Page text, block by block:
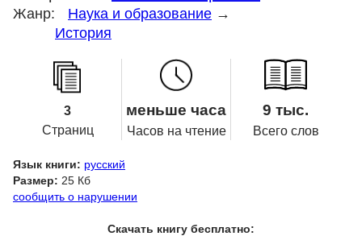
Жанр: Наука и образование →
История
3
Страниц
меньше часа
Часов на чтение
9 тыс.
Всего слов
Язык книги: русский
Размер: 25 Кб
сообщить о нарушении
Скачать книгу бесплатно: